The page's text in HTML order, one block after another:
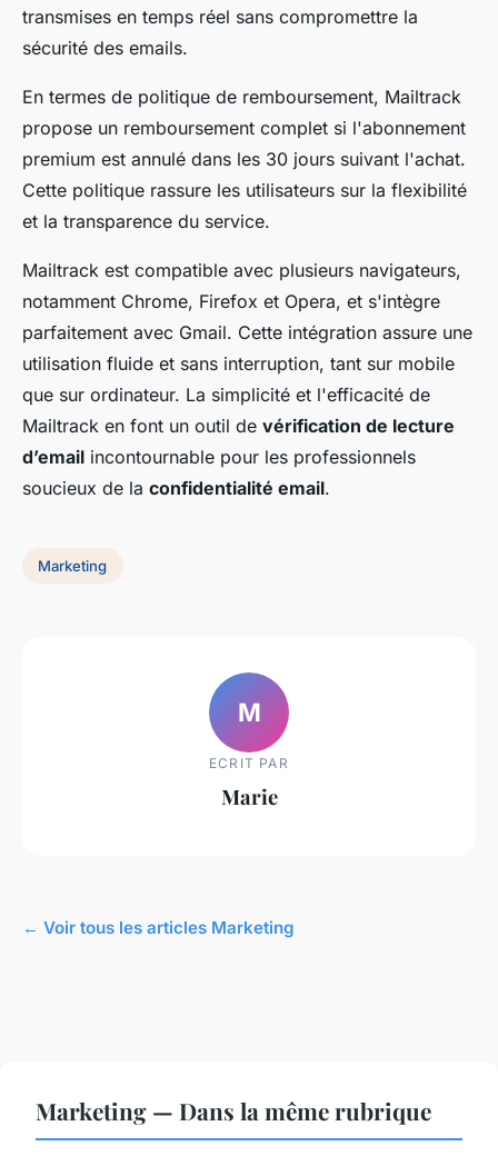
transmises en temps réel sans compromettre la
sécurité des emails.
En termes de politique de remboursement, Mailtrack
propose un remboursement complet si l'abonnement
premium est annulé dans les 30 jours suivant l'achat.
Cette politique rassure les utilisateurs sur la flexibilité
et la transparence du service.
Mailtrack est compatible avec plusieurs navigateurs,
notamment Chrome, Firefox et Opera, et s'intègre
parfaitement avec Gmail. Cette intégration assure une
utilisation fluide et sans interruption, tant sur mobile
que sur ordinateur. La simplicité et l'efficacité de
Mailtrack en font un outil de vérification de lecture
d’email incontournable pour les professionnels
soucieux de la confidentialité email.
Marketing
M
ECRIT PAR
Marie
← Voir tous les articles Marketing
Marketing — Dans la même rubrique